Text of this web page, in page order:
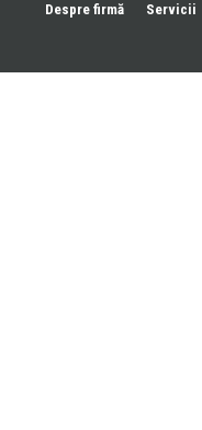
Despre firmă Servicii